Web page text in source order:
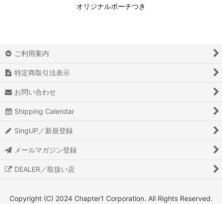
オリジナルポーチつき
ご利用案内
特定商取引法表示
お問い合わせ
Shipping Calendar
SingUP／新規登録
メールマガジン登録
DEALER／取扱い店
Copyright (C) 2024 Chapter1 Corporation. All Rights Reserved.